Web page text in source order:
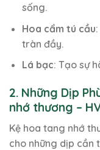
sống.
Hoa cẩm tú cầu
tràn đầy.
Lá bạc: Tạo sự
2. Những Dịp
nhớ thương –
Kệ hoa tang nhớ
cho những dịp cần